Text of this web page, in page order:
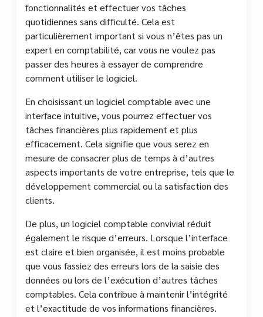
fonctionnalités et effectuer vos tâches
quotidiennes sans difficulté. Cela est
particulièrement important si vous n’êtes pas un
expert en comptabilité, car vous ne voulez pas
passer des heures à essayer de comprendre
comment utiliser le logiciel.
En choisissant un logiciel comptable avec une
interface intuitive, vous pourrez effectuer vos
tâches financières plus rapidement et plus
efficacement. Cela signifie que vous serez en
mesure de consacrer plus de temps à d’autres
aspects importants de votre entreprise, tels que le
développement commercial ou la satisfaction des
clients.
De plus, un logiciel comptable convivial réduit
également le risque d’erreurs. Lorsque l’interface
est claire et bien organisée, il est moins probable
que vous fassiez des erreurs lors de la saisie des
données ou lors de l’exécution d’autres tâches
comptables. Cela contribue à maintenir l’intégrité
et l’exactitude de vos informations financières.